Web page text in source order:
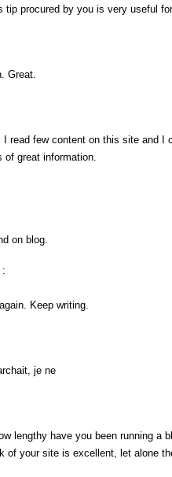
procured by you is very useful
Great.
read few content on this site and I
great information.
on blog.
:
Keep writing.
je ne
lengthy have you been running a
of your site is excellent, let alone